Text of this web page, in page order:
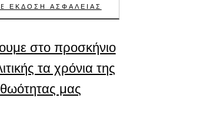
ΕΚΔΟΣΗ ΑΣΦΑΛΕΙΑΣ
στο προσκήνιο
τα χρόνια της
μας